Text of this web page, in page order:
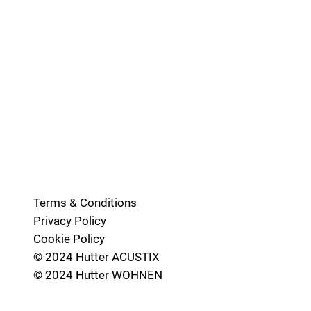
Terms & Conditions
Privacy Policy
Cookie Policy
© 2024 Hutter ACUSTIX
© 2024 Hutter WOHNEN